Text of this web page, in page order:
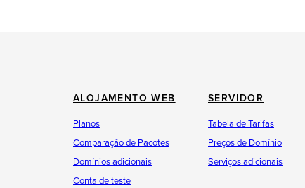
ALOJAMENTO WEB
Planos
Comparação de Pacotes
Domínios adicionais
Conta de teste
SERVIDOR
Tabela de Tarifas
Preços de Domínio
Serviços adicionais